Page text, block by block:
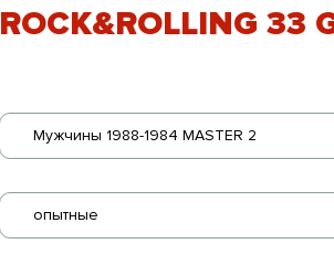
ROCK&ROLLING 33
Мужчины 1988-1984 MASTER 2
опытные